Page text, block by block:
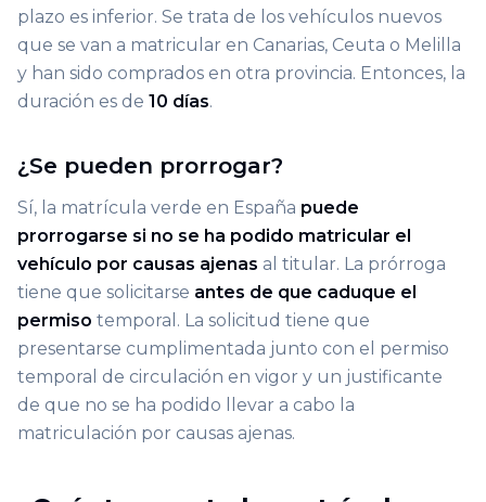
plazo es inferior. Se trata de los vehículos nuevos
que se van a matricular en Canarias, Ceuta o Melilla
y han sido comprados en otra provincia. Entonces, la
duración es de 10 días.
¿Se pueden prorrogar?
Sí, la matrícula verde en España puede
prorrogarse si no se ha podido matricular el
vehículo por causas ajenas al titular. La prórroga
tiene que solicitarse antes de que caduque el
permiso temporal. La solicitud tiene que
presentarse cumplimentada junto con el permiso
temporal de circulación en vigor y un justificante
de que no se ha podido llevar a cabo la
matriculación por causas ajenas.